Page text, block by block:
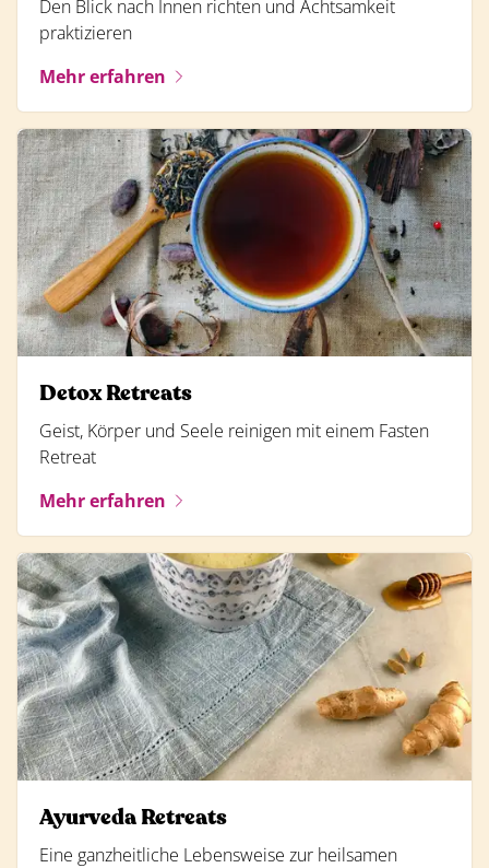
Den Blick nach Innen richten und Achtsamkeit
praktizieren
Mehr erfahren
Detox Retreats
Geist, Körper und Seele reinigen mit einem Fasten
Retreat
Mehr erfahren
Ayurveda Retreats
Eine ganzheitliche Lebensweise zur heilsamen